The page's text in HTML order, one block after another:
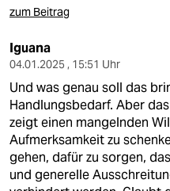
zum Beitrag
Iguana
04.01.2025 , 15:51 Uhr
Und was genau soll das
Handlungsbedarf. Aber
zeigt einen mangelnden
Aufmerksamkeit zu
gehen, dafür zu sorgen,
und generelle